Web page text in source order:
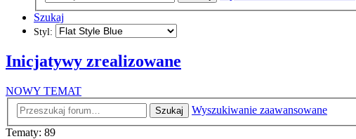
Szukaj
Styl:
Inicjatywy zrealizowane
NOWY TEMAT
Szukaj
Wyszukiwanie zaawansowane
Tematy: 89